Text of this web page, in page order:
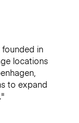
in
locations
to expand